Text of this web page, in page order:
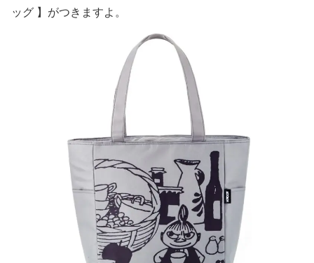
ッグ 】がつきますよ。